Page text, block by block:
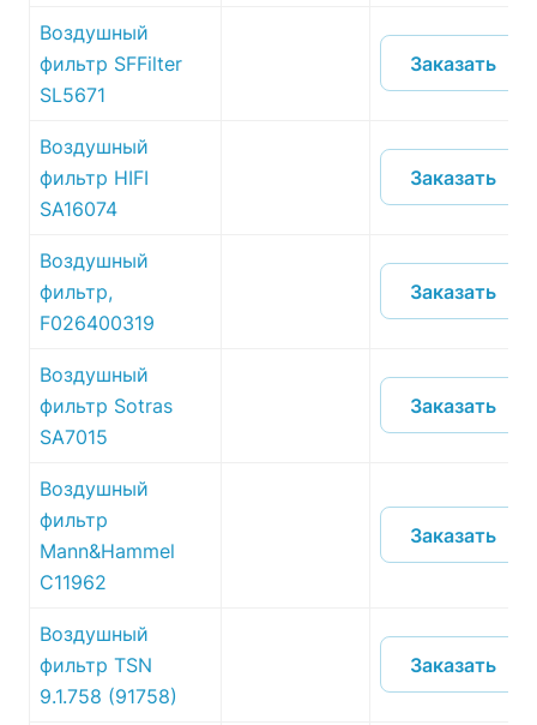
Воздушный
фильтр SFFilter
SL5671
Заказать
Воздушный
фильтр HIFI
SA16074
Заказать
Воздушный
фильтр,
F026400319
Заказать
Воздушный
фильтр Sotras
SA7015
Заказать
Воздушный
фильтр
Mann&Hammel
C11962
Заказать
Воздушный
фильтр TSN
9.1.758 (91758)
Заказать